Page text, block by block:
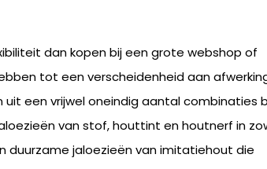
dan kopen bij een grote webshop of
tot een verscheidenheid aan
een vrijwel oneindig aantal combinaties
van stof, houttint en houtnerf in
duurzame jaloezieën van imitatiehout die